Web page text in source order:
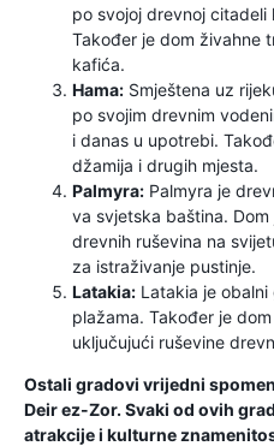
po svojoj drevnoj citadeli
Također je dom živahne
kafića.
Hama: Smještena uz
po svojim drevnim
i danas u upotrebi.
džamija i drugih mjesta.
Palmyra: Palmyra je
va svjetska baština.
drevnih ruševina na
za istraživanje pustinje.
Latakia: Latakia je
plažama. Također je
uključujući ruševine
Ostali gradovi vrijedni
Deir ez-Zor. Svaki od ovih
atrakcije i kulturne